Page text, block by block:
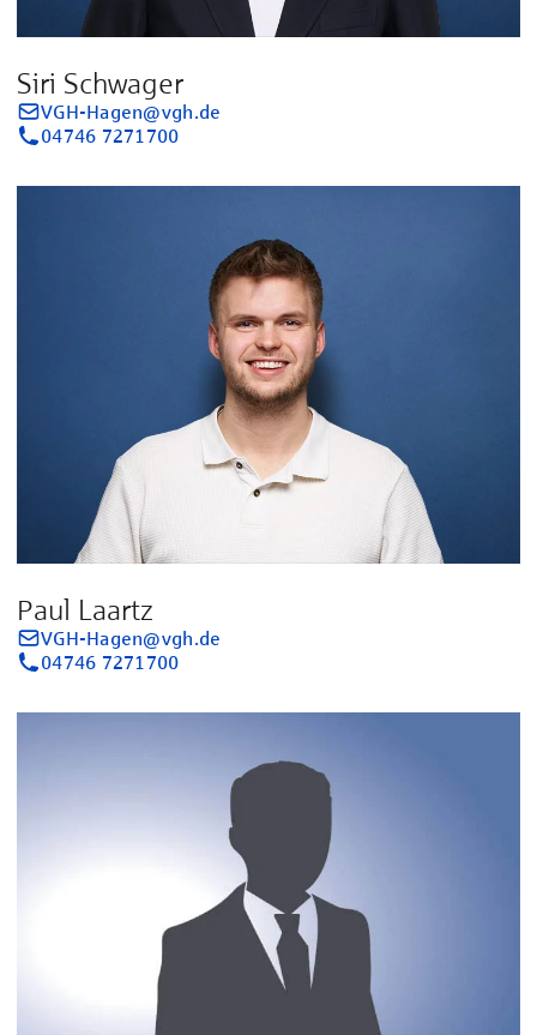
Siri Schwager
VGH-Hagen@vgh.de
04746 7271700
Paul Laartz
VGH-Hagen@vgh.de
04746 7271700